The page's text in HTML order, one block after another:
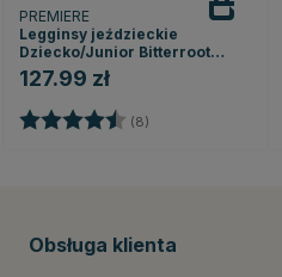
PREMIERE
Legginsy jeździeckie
Dziecko/Junior Bitterroot
Silicone Full Seat Biał
127.99 zł
Ocena: (8)
Obsługa klienta